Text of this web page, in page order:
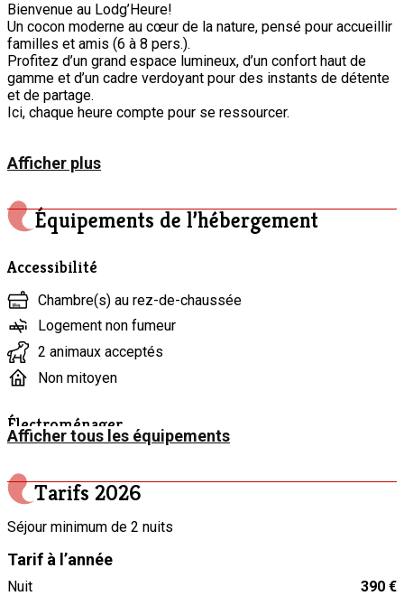
Bienvenue au Lodg’Heure!
Un cocon moderne au cœur de la nature, pensé pour accueillir
familles et amis (6 à 8 pers.).
Profitez d’un grand espace lumineux, d’un confort haut de
gamme et d’un cadre verdoyant pour des instants de détente
et de partage.
Ici, chaque heure compte pour se ressourcer.
Afficher plus
Équipements de l’hébergement
Accessibilité
Chambre(s) au rez-de-chaussée
Logement non fumeur
2 animaux acceptés
Non mitoyen
Électroménager
Appareil à raclette
Bouilloire électrique
Congélateur
Afficher tous les équipements
Tarifs 2026
Séjour minimum de 2 nuits
Tarif à l’année
Nuit 390 €